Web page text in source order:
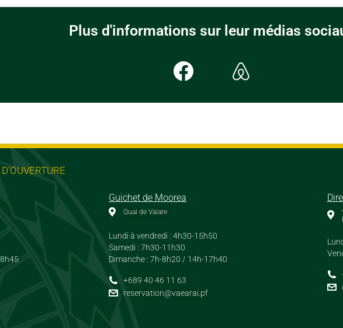
Plus d'informations sur leur médias
Guichet de Moorea
Quai de Vaiare
Lundi à vendredi : 4h30-15h50
Samedi : 7h30-11h30
Dimanche : 7h-8h20 / 14h-17h40
+689 40 46 11 63
reservation@vaearai.pf